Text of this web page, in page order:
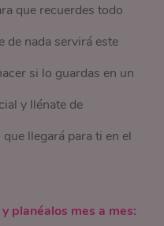
que recuerdes todo
de nada servirá este
si lo guardas en un
y llénate de
llegará para ti en el
planéalos mes a mes: